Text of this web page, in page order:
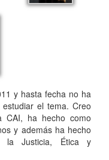
y hasta fecha no ha
el tema. Creo
CAI, ha hecho como
y además ha hecho
la Justicia, Ética y